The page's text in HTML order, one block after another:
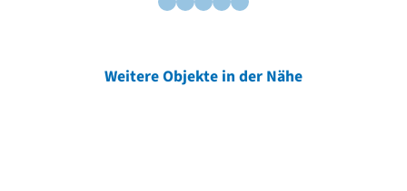
Weitere Objekte in der Nähe